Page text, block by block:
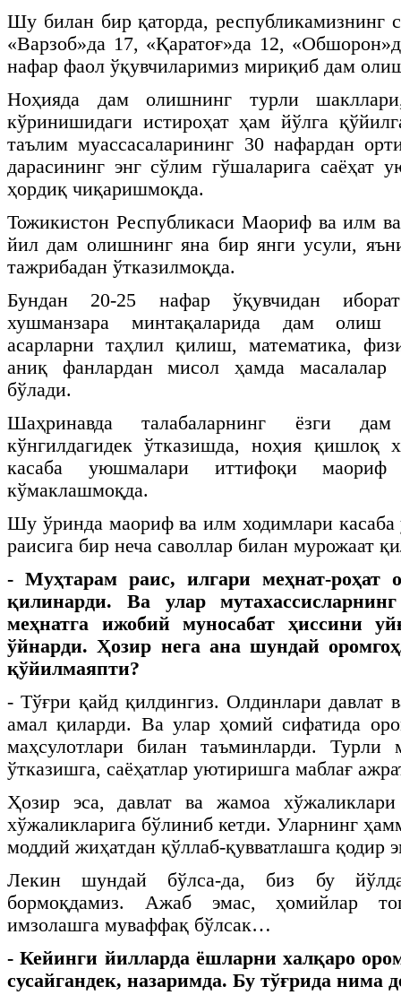
Шу билан бир қаторда, республикамизнинг
«Варзоб»да 17, «Қаратоғ»да 12,
нафар фаол ўқувчиларимиз мириқиб дам
Ноҳияда дам олишнинг турли
кўринишидаги истироҳат ҳам йўлга
таълим муассасаларининг 30 нафардан
дарасининг энг сўлим гўшаларига саёҳат
ҳордиқ чиқаришмоқда.
Тожикистон Республикаси Маориф ва илм
йил дам олишнинг яна бир янги усули,
тажрибадан ўтказилмоқда.
Бундан 20-25 нафар ўқувчидан
хушманзара минтақаларида дам олиш
асарларни таҳлил қилиш, математика,
аниқ фанлардан мисол ҳамда
бўлади.
Шаҳринавда талабаларнинг ёзги
кўнгилдагидек ўтказишда, ноҳия қишлоқ
касаба уюшмалари иттифоқи маориф
кўмаклашмоқда.
Шу ўринда маориф ва илм ходимлари
раисига бир неча саволлар билан мурожаат
- Муҳтарам раис, илгари меҳнат-роҳат
қилинарди. Ва улар
меҳнатга ижобий муносабат ҳиссини
ўйнарди. Ҳозир нега ана шундай
қўйилмаяпти?
- Тўғри қайд қилдингиз. Олдинлари давлат
амал қиларди. Ва улар ҳомий сифатида
маҳсулотлари билан таъминларди. Турли
ўтказишга, саёҳатлар уютиришга маблағ
Ҳозир эса, давлат ва жамоа
хўжаликларига бўлиниб кетди. Уларнинг
моддий жиҳатдан қўллаб-қувватлашга қодир
Лекин шундай бўлса-да, биз бу
бормоқдамиз. Ажаб эмас, ҳомийлар
имзолашга муваффақ бўлсак…
- Кейинги йилларда ёшларни халқаро
сусайгандек, назаримда. Бу тўғрида нима